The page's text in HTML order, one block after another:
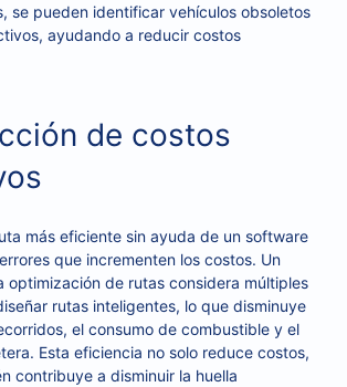
se pueden identificar vehículos obsoletos
ayudando a reducir costos
de costos
más eficiente sin ayuda de un software
que incrementen los costos. Un
optimización de rutas considera múltiples
rutas inteligentes, lo que disminuye
el consumo de combustible y el
Esta eficiencia no solo reduce costos,
contribuye a disminuir la huella